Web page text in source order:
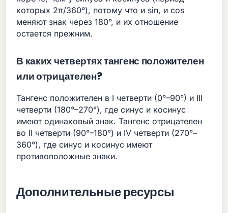
которых 2π/360°), потому что и sin, и cos
меняют знак через 180°, и их отношение
остается прежним.
В каких четвертях тангенс положителен
или отрицателен?
Тангенс положителен в I четверти (0°–90°) и III
четверти (180°–270°), где синус и косинус
имеют одинаковый знак. Тангенс отрицателен
во II четверти (90°–180°) и IV четверти (270°–
360°), где синус и косинус имеют
противоположные знаки.
Дополнительные ресурсы